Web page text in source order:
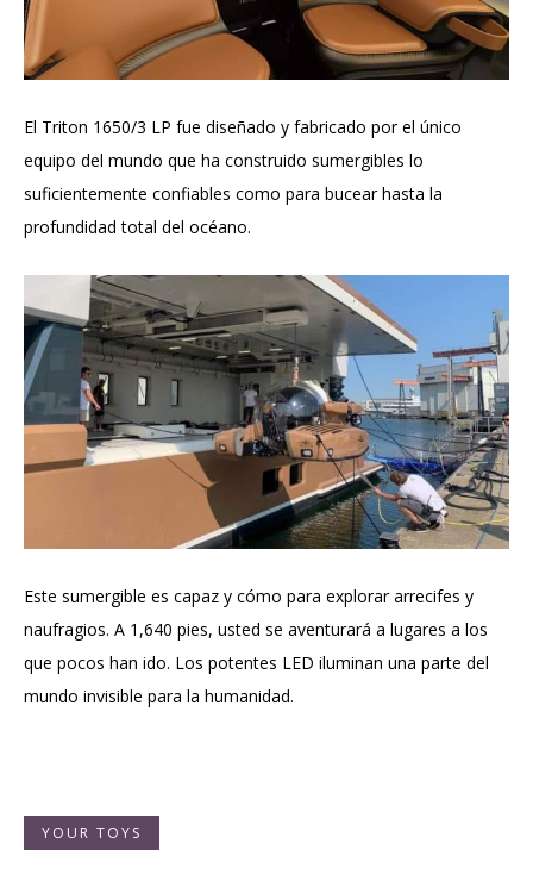
El Triton 1650/3 LP fue diseñado y fabricado por el único
equipo del mundo que ha construido sumergibles lo
suficientemente confiables como para bucear hasta la
profundidad total del océano.
Este sumergible es capaz y cómo para explorar arrecifes y
naufragios. A 1,640 pies, usted se aventurará a lugares a los
que pocos han ido. Los potentes LED iluminan una parte del
mundo invisible para la humanidad.
YOUR TOYS